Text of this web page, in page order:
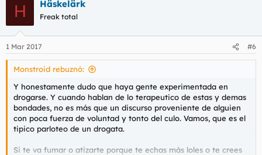
H Häskelärk
Freak total
1 Mar 2017 #6
Monstroid rebuznó:
Y honestamente dudo que haya gente experimentada en
drogarse. Y cuando hablan de lo terapeutico de estas y demas
bondades, no es más que un discurso proveniente de alguien
con poca fuerza de voluntad y tonto del culo. Vamos, que es el
tipico parloteo de un drogata.
Si te va fumar o atizarte porque te echas más loles o te crees